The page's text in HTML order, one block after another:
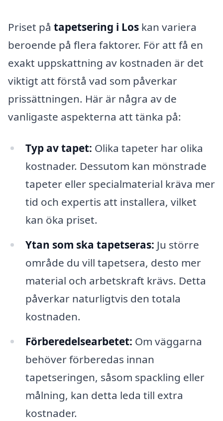
Priset på tapetsering i Los kan variera
beroende på flera faktorer. För att få en
exakt uppskattning av kostnaden är det
viktigt att förstå vad som påverkar
prissättningen. Här är några av de
vanligaste aspekterna att tänka på:
Typ av tapet: Olika tapeter har olika
kostnader. Dessutom kan mönstrade
tapeter eller specialmaterial kräva mer
tid och expertis att installera, vilket
kan öka priset.
Ytan som ska tapetseras: Ju större
område du vill tapetsera, desto mer
material och arbetskraft krävs. Detta
påverkar naturligtvis den totala
kostnaden.
Förberedelsearbetet: Om väggarna
behöver förberedas innan
tapetseringen, såsom spackling eller
målning, kan detta leda till extra
kostnader.